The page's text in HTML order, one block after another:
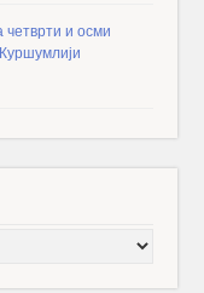
четврти и осми